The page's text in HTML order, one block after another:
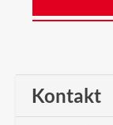
Kontakt